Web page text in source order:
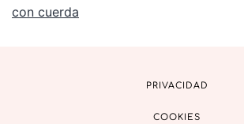
con cuerda
PRIVACIDAD
COOKIES